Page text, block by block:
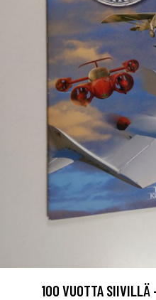
100 VUOTTA SIIVILLÄ